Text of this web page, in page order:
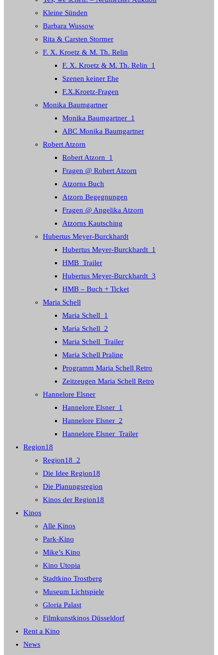
Kleine Sünden
Barbara Wussow
Rita & Carsten Stormer
F. X. Kroetz & M. Th. Relin
F. X. Kroetz & M. Th. Relin_1
Szenen keiner Ehe
F.X.Kroetz-Fragen
Monika Baumgartner
Monika Baumgartner_1
ABC Monika Baumgartner
Robert Atzorn
Robert Atzorn_1
Fragen @ Robert Atzorn
Atzorns Buch
Atzorn Begegnungen
Fragen @ Angelika Atzorn
Atzorns Kautsching
Hubertus Meyer-Burckhardt
Hubertus Meyer-Burckhardt_1
HMB_Trailer
Hubertus Meyer-Burckhardt_3
HMB – Buch + Ticket
Maria Schell
Maria Schell_1
Maria Schell_2
Maria Schell_Trailer
Maria Schell Praline
Programm Maria Schell Retro
Zeitzeugen Maria Schell Retro
Hannelore Elsner
Hannelore Elsner_1
Hannelore Elsner_2
Hannelore Elsner_Trailer
Region18
Region18_2
Die Idee Region18
Die Planungsregion
Kinos der Region18
Kinos
Alle Kinos
Park-Kino
Mike’s Kino
Kino Utopia
Stadtkino Trostberg
Museum Lichtspiele
Gloria Palast
Filmkunstkinos Düsseldorf
Rent a Kino
News